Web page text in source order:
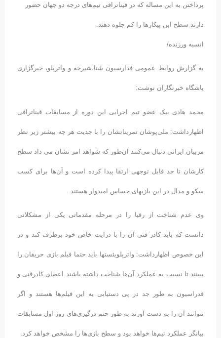
پرداختن به این مساله که در فیناترافی تیم‌های درجه دو جهان حضور
دارند سطح این پیکارها را کم جلوه دهند.
انسیه ورزنده/
به گزارش روابط عمومی فدارسیون شنا،شیرجه و واترپلو، خبرگزاری
باشگاه خبرنگاران نوشت:
محمد هادی بیک عضو تیم اجرایی این دوره از مسابقات فیناترافی
اظهارداشت: ملی‌پوشان تمریناتشان را با جدیت هر چه بیشتر زیر نظر
مربیان ایرانی دنبال می‌کنند آن‌طور که شواهد امر نشان می داد سطح
کارشان تا حد قابل توجهی ارتقا پیدا کرده است و آن‌ها برای کسب
سکو و مدال در این بازیهای حساس امیدوار هستند.
وی عدم شناخت از رقبا را در مرحله مقدماتی یکی از مشکلاتی
دانست که باید کادر فنی آن را با درایت خاص خود برطرف کند و در
این خصوص اظهارداشت: واترپلویئستها باید حتما فیلم بازی حریفان را
ببینند تا نسبت به عملکرد آن‌ها شناخت داشته باشند اعضای کادرفنی و
فدراسیون به طور جد در پی دستیابی به این فیلم‌ها هستند و اگر
نتوانند آن ‌را به دست‌ آورند به طور حتم درگیری‌های روز اول مسابقات
بیانگر عملکرد تیم‌ها خواهد بود و سطح بازی‌ها را مشخص خواهد کرد.